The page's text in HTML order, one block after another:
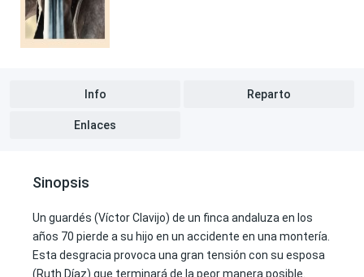
Info Reparto
Enlaces
Sinopsis
Un guardés (Víctor Clavijo) de un finca andaluza en los
años 70 pierde a su hijo en un accidente en una montería.
Esta desgracia provoca una gran tensión con su esposa
(Ruth Díaz) que terminará de la peor manera posible.